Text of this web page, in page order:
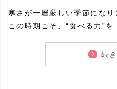
寒さが一層厳しい季節にな
この時期こそ、“食べる力”を
続